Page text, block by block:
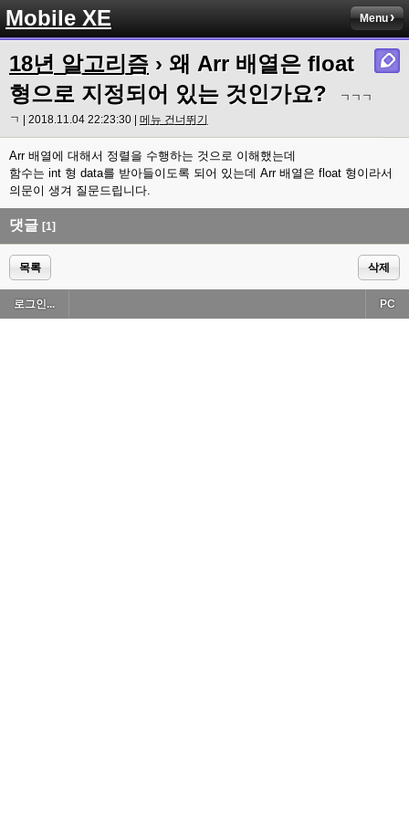
Mobile XE Menu
18년 알고리즘 › 왜 Arr 배열은 float
형으로 지정되어 있는 것인가요?
ㄱㄱㄱ
ㄱ | 2018.11.04 22:23:30 | 메뉴 건너뛰기
Arr 배열에 대해서 정렬을 수행하는 것으로 이해했는데
함수는 int 형 data를 받아들이도록 되어 있는데 Arr 배열은 float 형이라서
의문이 생겨 질문드립니다.
댓글 [1]
목록 삭제
로그인... PC